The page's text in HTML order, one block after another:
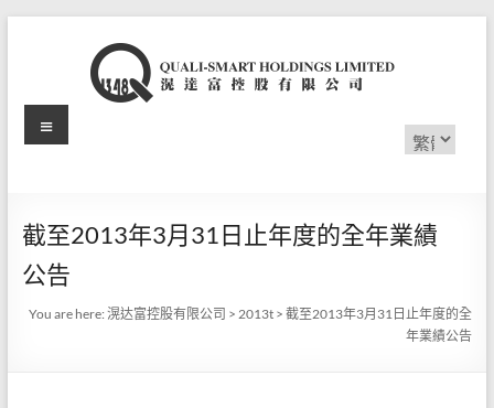
滉
富
控
股
Choose
a
Menu
截至2013年3月31日止年度的全年業績
公告
You are here:滉达富控股有限公司 >2013t >截至2013年3月31日止年度的全
年業績公告